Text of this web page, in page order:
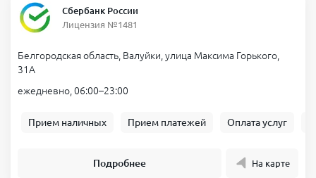
Сбербанк России
Лицензия №1481
Белгородская область, Валуйки, улица Максима Горького,
31А
ежедневно, 06:00–23:00
Прием наличных Прием платежей Оплата услуг
Подробнее На карте